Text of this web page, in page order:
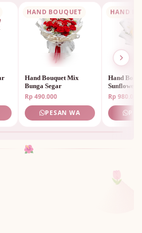
🌸
HAND BOUQUET
Hand Bouquet Mix
Bunga Segar
Rp 490.000
PESAN WA
HAND
Hand
Sunflower
Rp 980.000
🌺
🌷